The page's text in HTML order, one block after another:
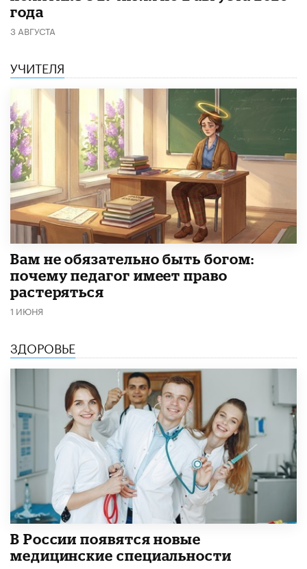
года
3 АВГУСТА
УЧИТЕЛЯ
​Вам не обязательно быть богом:
почему педагог имеет право
растеряться
1 ИЮНЯ
ЗДОРОВЬЕ
В России появятся новые
медицинские специальности